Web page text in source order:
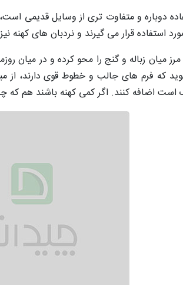
دوباره و متفاوت تری از وسایل قدیمی
استفاده قرار می‌ گیرند و نردبان‌ های کهنه
میان زباله و گنج را محو کرده و در میان
که فرم‌ های جالب و خطوط قوی دارند، از
اضافه کنند. اگر کمی کهنه باشند هم که